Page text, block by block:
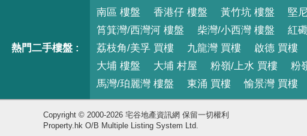
熱門二手樓盤 :
南區 樓盤 香港仔 樓盤 黃竹坑 樓盤 堅
筲箕灣/西灣河 樓盤
柴灣/小西灣 樓盤 紅
荔枝角/美孚 買樓
九龍灣 買樓 啟德 買樓
大埔 樓盤
大埔 村屋 粉嶺/上水 買樓 粉
馬灣/珀麗灣 樓盤
東涌 買樓 愉景灣 買樓
Copyright © 2000-2026 宅谷地產資訊網 保留一切權利
Property.hk O/B Multiple Listing System Ltd.